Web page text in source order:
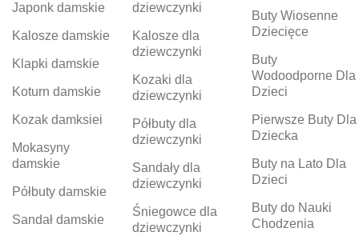
Japonk damskie
Kalosze damskie
Klapki damskie
Koturn damskie
Kozak damksiei
Mokasyny
damskie
Półbuty damskie
Sandał damskie
dziewczynki
Kalosze dla
dziewczynki
Kozaki dla
dziewczynki
Półbuty dla
dziewczynki
Sandały dla
dziewczynki
Śniegowce dla
dziewczynki
Buty Wiosenne
Dziecięce
Buty
Wodoodporne Dla
Dzieci
Pierwsze Buty Dla
Dziecka
Buty na Lato Dla
Dzieci
Buty do Nauki
Chodzenia